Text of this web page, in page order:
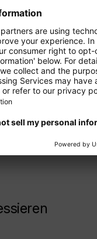
Mittelstrecke als